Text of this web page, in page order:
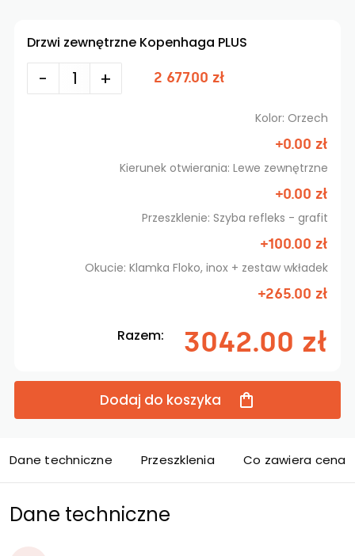
Drzwi zewnętrzne Kopenhaga PLUS
- + 2 677.00 zł
Kolor: Orzech
+0.00 zł
Kierunek otwierania: Lewe zewnętrzne
+0.00 zł
Przeszklenie: Szyba refleks - grafit
+100.00 zł
Okucie: Klamka Floko, inox + zestaw wkładek
+265.00 zł
Razem: 3042.00 zł
Dodaj do koszyka
Dane techniczne Przeszklenia Co zawiera cena
Dane techniczne